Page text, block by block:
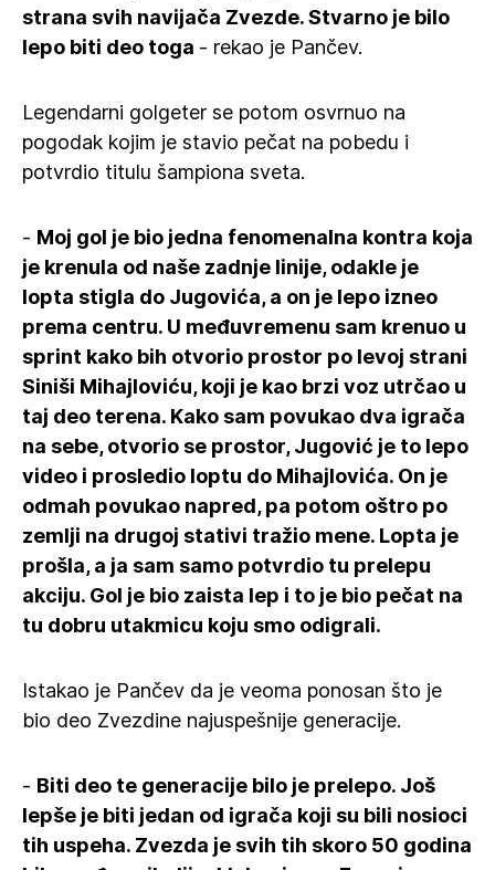
strana svih navijača Zvezde. Stvarno je bilo
lepo biti deo toga - rekao je Pančev.
Legendarni golgeter se potom osvrnuo na
pogodak kojim je stavio pečat na pobedu i
potvrdio titulu šampiona sveta.
- Moj gol je bio jedna fenomenalna kontra koja
je krenula od naše zadnje linije, odakle je
lopta stigla do Jugovića, a on je lepo izneo
prema centru. U međuvremenu sam krenuo u
sprint kako bih otvorio prostor po levoj strani
Siniši Mihajloviću, koji je kao brzi voz utrčao u
taj deo terena. Kako sam povukao dva igrača
na sebe, otvorio se prostor, Jugović je to lepo
video i prosledio loptu do Mihajlovića. On je
odmah povukao napred, pa potom oštro po
zemlji na drugoj stativi tražio mene. Lopta je
prošla, a ja sam samo potvrdio tu prelepu
akciju. Gol je bio zaista lep i to je bio pečat na
tu dobru utakmicu koju smo odigrali.
Istakao je Pančev da je veoma ponosan što je
bio deo Zvezdine najuspešnije generacije.
- Biti deo te generacije bilo je prelepo. Još
lepše je biti jedan od igrača koji su bili nosioci
tih uspeha. Zvezda je svih tih skoro 50 godina